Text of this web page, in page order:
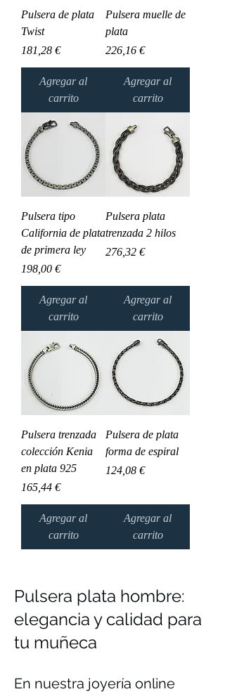
Pulsera de plata
Twist
Precio
181,28 €
Agregar al
carrito
Pulsera muelle de
plata
Precio
226,16 €
Agregar al
carrito
Pulsera tipo
California de plata
de primera ley
Precio
198,00 €
Agregar al
carrito
Pulsera plata
trenzada 2 hilos
Precio
276,32 €
Agregar al
carrito
Pulsera trenzada
colección Kenia
en plata 925
Precio
165,44 €
Agregar al
carrito
Pulsera de plata
forma de espiral
Precio
124,08 €
Agregar al
carrito
Pulsera plata hombre:
elegancia y calidad para
tu muñeca
En nuestra joyería online